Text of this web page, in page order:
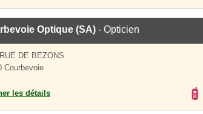
Optique (SA) - Opticien
DE BEZONS
Courbevoie
les détails